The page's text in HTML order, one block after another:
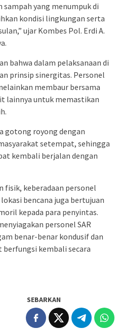
sampah yang menumpuk di
kondisi lingkungan serta
ujar Kombes Pol. Erdi A.
bahwa dalam pelaksanaan di
prinsip sinergitas. Personel
membaur bersama
lainnya untuk memastikan
gotong royong dengan
setempat, sehingga
kembali berjalan dengan
fisik, keberadaan personel
bencana juga bertujuan
kepada para penyintas.
personel SAR
benar-benar kondusif dan
kembali secara
SEBARKAN